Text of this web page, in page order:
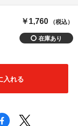
￥1,760 （税込）
入れる